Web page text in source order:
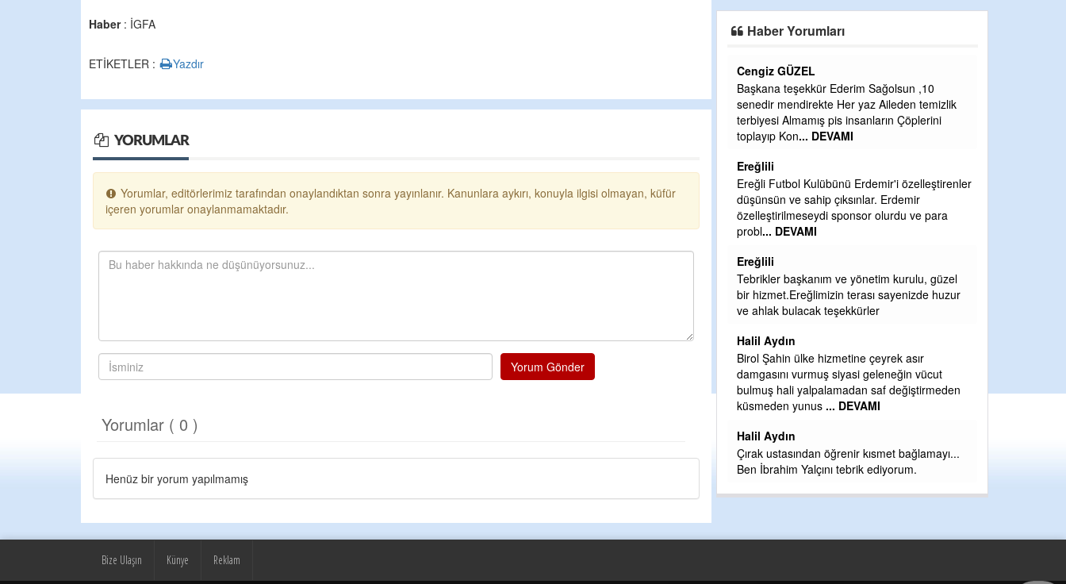
Haber: İGFA
ETİKETLER : Yazdır
YORUMLAR
Yorumlar, editörlerimiz tarafından onaylandıktan sonra yayınlanır. Kanunlara aykırı, konuyla ilgisi olmayan, küfür
içeren yorumlar onaylanmamaktadır.
Yorum Gönder
Yorumlar ( 0 )
Henüz bir yorum yapılmamış
Haber Yorumları
Başkana teşekkür Ederim Sağolsun ,10
senedir mendirekte Her yaz Aileden temizlik
terbiyesi Almamış pis insanların Çöplerini
Ereğli Futbol Kulübünü Erdemir'i özelleştirenler
düşünsün ve sahip çıksınlar. Erdemir
özelleştirilmeseydi sponsor olurdu ve para
probl... DEVAMI
Tebrikler başkanım ve yönetim kurulu, güzel
bir hizmet.Ereğlimizin terası sayenizde huzur
Halil Aydın
Birol Şahin ülke hizmetine çeyrek asır
damgasını vurmuş siyasi geleneğin vücut
bulmuş hali yalpalamadan saf değiştirmeden
Çırak ustasından öğrenir kısmet bağlamayı...
Ben İbrahim Yalçını tebrik ediyorum.
GULDERE DERE ÇALIŞMALARI, SEKIZ YIL
ÖNCE ALKAYA TARAFINDAN BAŞLATILDI,
ETRASFINDA YERLEŞİM YERI OLMAYAN
KISIMLARA DUVARLAR YAPILDI."BURADAK
Şaban yavuz
Mekanı cennet olsun kederli ailesine Rabbim
Sabri Celil ihsan eylesin
H BakiYüksel
Hak hukuk adalet işte CHP Kemal
Yeni parti için ereğli ilçe teşkilatımızı merak
eder dururken asıl merakımız halk
kahramanlarımız ereğli aşkı ile yanıp tutuşan
eeeğ... DEVAMI
Bize Ulaşın Künye Reklam